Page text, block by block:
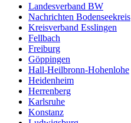
Landesverband BW
Nachrichten Bodenseekreis
Kreisverband Esslingen
Fellbach
Freiburg
Göppingen
Hall-Heilbronn-Hohenlohe
Heidenheim
Herrenberg
Karlsruhe
Konstanz